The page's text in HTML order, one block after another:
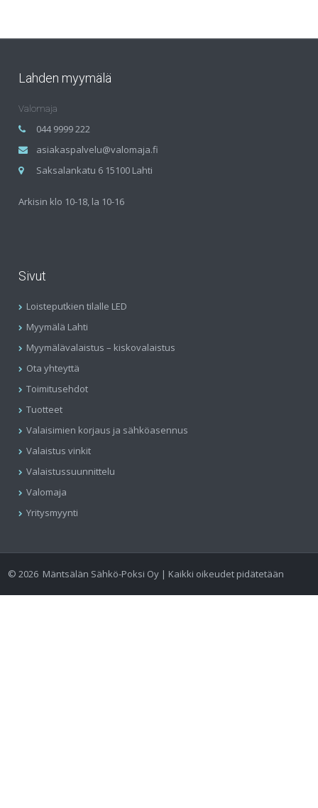
Lahden myymälä
Valomaja
044 9999 222
asiakaspalvelu@valomaja.fi
Saksalankatu 6 15100 Lahti
Arkisin klo 10-18, la 10-16
Sivut
Loisteputkien tilalle LED
Myymälä Lahti
Myymälävalaistus – kiskovalaistus
Ota yhteyttä
Toimitusehdot
Tuotteet
Valaisimien korjaus ja sähköasennus
Valaistus vinkit
Valaistussuunnittelu
Valomaja
Yritysmyynti
©2026 Mäntsälän Sähkö-Poksi Oy | Kaikki oikeudet pidätetään